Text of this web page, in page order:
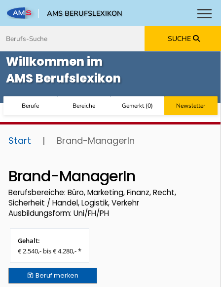
AMS BERUFSLEXIKON
SUCHE
Willkommen im
AMS Berufslexikon
Berufe Bereiche Gemerkt(0) Newsletter
Start | Brand-ManagerIn
Brand-ManagerIn
Berufsbereiche: Büro, Marketing, Finanz, Recht,
Sicherheit / Handel, Logistik, Verkehr
Ausbildungsform: Uni/FH/PH
Gehalt:
€ 2.540,- bis € 4.280,- *
Berufmerken